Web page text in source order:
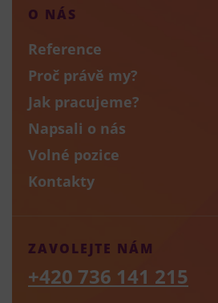
O NÁS
Reference
Proč právě my?
Jak pracujeme?
Napsali o nás
Volné pozice
Kontakty
ZAVOLEJTE NÁM
+420 736 141 215